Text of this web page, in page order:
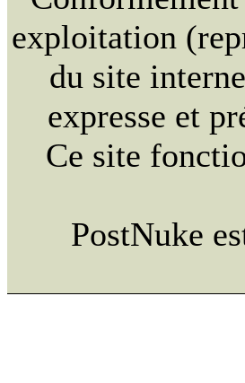
exploitation
du site
expresse et
Ce site
PostNuke